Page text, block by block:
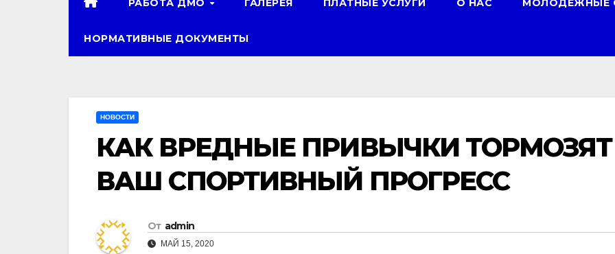
РАБОТА ДМО ГАЛЕРЕЯ ПЛАТНЫЕ УСЛУГИ О НАС МОЛОДЕЖНЫЕ
НОРМАТИВНЫЕ ДОКУМЕНТЫ
НОВОСТИ
КАК ВРЕДНЫЕ ПРИВЫЧКИ ТОРМОЗЯТ
ВАШ СПОРТИВНЫЙ ПРОГРЕСС
От admin
МАЙ 15, 2020